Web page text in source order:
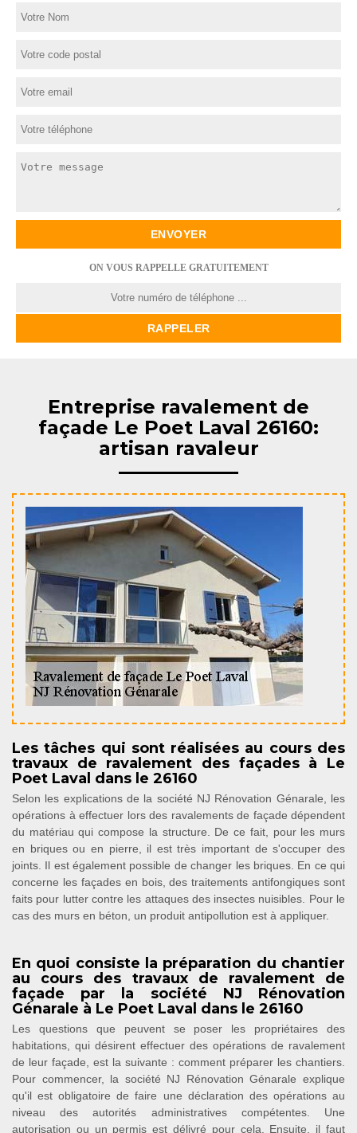
ON VOUS RAPPELLE GRATUITEMENT
Entreprise ravalement de
façade Le Poet Laval 26160:
artisan ravaleur
Les tâches qui sont réalisées au cours des
travaux de ravalement des façades à Le
Poet Laval dans le 26160
Selon les explications de la société NJ Rénovation Génarale, les
opérations à effectuer lors des ravalements de façade dépendent
du matériau qui compose la structure. De ce fait, pour les murs
en briques ou en pierre, il est très important de s'occuper des
joints. Il est également possible de changer les briques. En ce qui
concerne les façades en bois, des traitements antifongiques sont
faits pour lutter contre les attaques des insectes nuisibles. Pour le
cas des murs en béton, un produit antipollution est à appliquer.
En quoi consiste la préparation du chantier
au cours des travaux de ravalement de
façade par la société NJ Rénovation
Génarale à Le Poet Laval dans le 26160
Les questions que peuvent se poser les propriétaires des
habitations, qui désirent effectuer des opérations de ravalement
de leur façade, est la suivante : comment préparer les chantiers.
Pour commencer, la société NJ Rénovation Génarale explique
qu'il est obligatoire de faire une déclaration des opérations au
niveau des autorités administratives compétentes. Une
autorisation ou un permis est délivré pour cela. Ensuite, il faut